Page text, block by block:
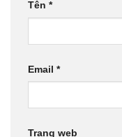
Tên *
Email *
Trang web